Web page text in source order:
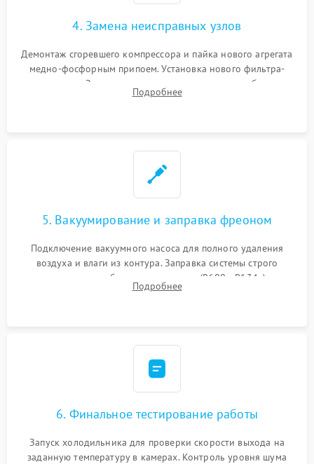
4. Замена неисправных узлов
Демонтаж сгоревшего компрессора и пайка нового агрегата
медно-фосфорным припоем. Установка нового фильтра-
осушителя. Замена изношенных вентиляторов обдува,
сломанных заслонок или поврежденных дверных петель.
Подробнее
5. Вакуумирование и заправка фреоном
Подключение вакуумного насоса для полного удаления
воздуха и влаги из контура. Заправка системы строго
дозированным объемом хладагента (R600a, R134a) по
электронным весам. Контроль рабочего давления в системе.
Подробнее
6. Финальное тестирование работы
Запуск холодильника для проверки скорости выхода на
заданную температуру в камерах. Контроль уровня шума